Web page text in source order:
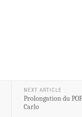
NEXT ARTICLE
Prolongation du
Carlo